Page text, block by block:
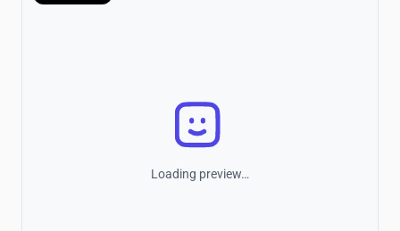
Loading preview…